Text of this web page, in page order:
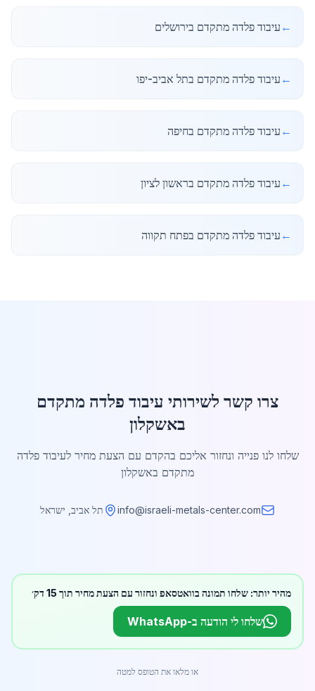
← עיבוד פלדה מתקדם בירושלים
← עיבוד פלדה מתקדם בתל אביב-יפו
← עיבוד פלדה מתקדם בחיפה
← עיבוד פלדה מתקדם בראשון לציון
← עיבוד פלדה מתקדם בפתח תקווה
צרו קשר לשירותי עיבוד פלדה מתקדם
באשקלון
שלחו לנו פנייה ונחזור אליכם בהקדם עם הצעת מחיר לעיבוד פלדה
מתקדם באשקלון
info@israeli-metals-center.com תל אביב, ישראל
מהיר יותר: שלחו תמונה בוואטסאפ ונחזור עם הצעת מחיר תוך 15 דק׳
שלחו לי הודעה ב-WhatsApp
או מלאו את הטופס למטה